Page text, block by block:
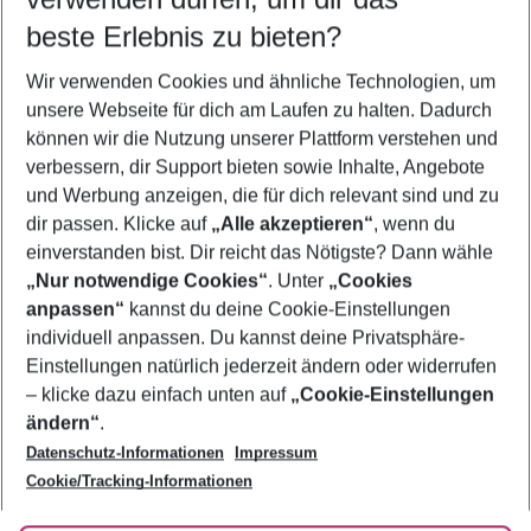
5-8 Nächte
2 Erwachsene Keine Kinder
Mehr Filter anzeigen
Footer
Footer navigation
Über uns
AGB
Bestpreisgarantie
Cookie-Einstellungen ändern
Cookie-Richtlinie
Agenturbetreuung
Barrierefreies Reisen
Folge uns
beste Erlebnis zu bieten?
Wir verwenden Cookies und ähnliche Technologien, um
unsere Webseite für dich am Laufen zu halten. Dadurch
können wir die Nutzung unserer Plattform verstehen und
verbessern, dir Support bieten sowie Inhalte, Angebote
und Werbung anzeigen, die für dich relevant sind und zu
dir passen. Klicke auf „Alle akzeptieren“, wenn du
einverstanden bist. Dir reicht das Nötigste? Dann wähle
„Nur notwendige Cookies“. Unter „Cookies
anpassen“ kannst du deine Cookie-Einstellungen
individuell anpassen. Du kannst deine Privatsphäre-
Einstellungen natürlich jederzeit ändern oder widerrufen
– klicke dazu einfach unten auf „Cookie-Einstellungen
ändern“.
Datenschutz-Informationen
Impressum
Cookie/Tracking-Informationen